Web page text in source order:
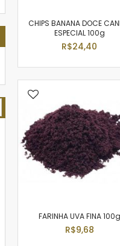
CHIPS BANANA DOCE
ESPECIAL 100g
R$24,40
FARINHA UVA FINA 100g
R$9,68